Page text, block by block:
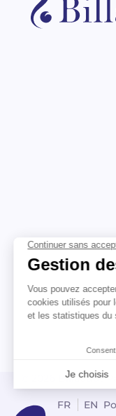
FR EN
© 2026 Billaudot